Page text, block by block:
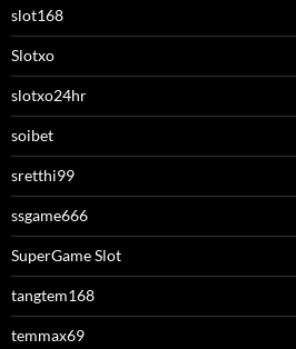
slot168
Slotxo
slotxo24hr
soibet
sretthi99
ssgame666
SuperGame Slot
tangtem168
temmax69